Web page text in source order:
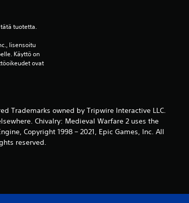
tuotetta.
lisensoitu
Käyttö on
ovat
Trademarks owned by Tripwire Interactive LLC.
Chivalry: Medieval Warfare 2 uses the
Copyright 1998 – 2021, Epic Games, Inc. All
reserved.